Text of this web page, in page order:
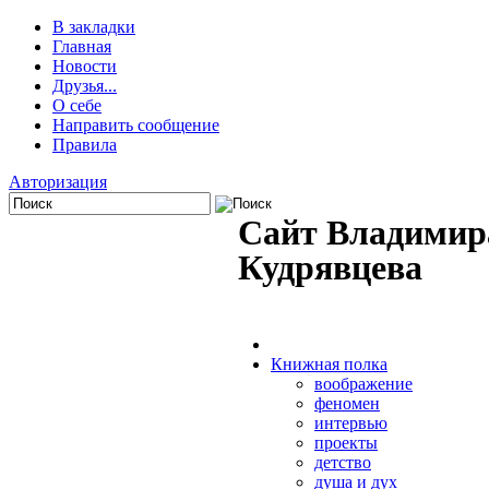
В закладки
Главная
Новости
Друзья...
О себе
Направить сообщение
Правила
Авторизация
Сайт
Кудрявцева
Книжная полка
воображение
феномен
интервью
проекты
детство
душа и дух